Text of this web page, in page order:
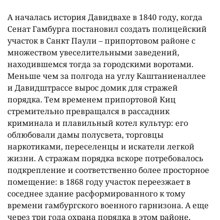
А началась история Давидвахе в 1840 году, когда
Сенат Гамбурга постановил создать полицейский
участок в Санкт Паули – припортовом районе с
множеством увеселительными заведений,
находившемся тогда за городскими воротами.
Меньше чем за полгода на углу Каштаниеналлее
и Давидштрассе вырос домик для стражей
порядка. Тем временем припортовой Киц
стремительно превращался в рассадник
криминала и плавильный котел культур: его
облюбовали дамы полусвета, торговцы
наркотиками, переселенцы и искатели легкой
жизни. А стражам порядка вскоре потребовалось
подкрепление и соответственно более просторное
помещение: в 1868 году участок переезжает в
соседнее здание расформированного к тому
времени гамбургского военного гарнизона. А еще
через три года охрана порядка в этом районе,